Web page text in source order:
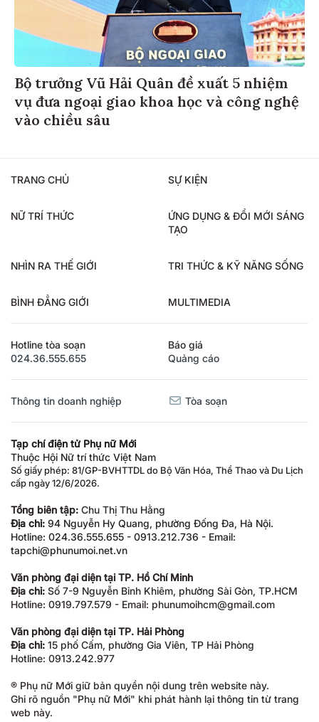
Bộ trưởng Vũ Hải Quân đề xuất 5 nhiệm
vụ đưa ngoại giao khoa học và công nghệ
vào chiều sâu
TRANG CHỦ SỰ KIỆN
NỮ TRÍ THỨC
ỨNG DỤNG & ĐỔI MỚI SÁNG
TẠO
NHÌN RA THẾ GIỚI TRI THỨC & KỸ NĂNG SỐNG
BÌNH ĐẲNG GIỚI MULTIMEDIA
Hotline tòa soạn
024.36.555.655
Báo giá
Quảng cáo
Thông tin doanh nghiệp Tòa soạn
Tạp chí điện tử Phụ nữ Mới
Thuộc Hội Nữ trí thức Việt Nam
Số giấy phép: 81/GP-BVHTTDL do Bộ Văn Hóa, Thể Thao và Du Lịch
cấp ngày 12/6/2026.
Tổng biên tập: Chu Thị Thu Hằng
Địa chỉ: 94 Nguyễn Hy Quang, phường Đống Đa, Hà Nội.
Hotline: 024.36.555.655 - 0913.212.736 - Email:
tapchi@phunumoi.net.vn
Văn phòng đại diện tại TP. Hồ Chí Minh
Địa chỉ: Số 7-9 Nguyễn Bỉnh Khiêm, phường Sài Gòn, TP.HCM
Hotline: 0919.797.579 - Email: phunumoihcm@gmail.com
Văn phòng đại diện tại TP. Hải Phòng
Địa chỉ: 15 phố Cấm, phường Gia Viên, TP Hải Phòng
Hotline: 0913.242.977
® Phụ nữ Mới giữ bản quyền nội dung trên website này.
Ghi rõ nguồn "Phụ nữ Mới" khi phát hành lại thông tin từ trang
web này.